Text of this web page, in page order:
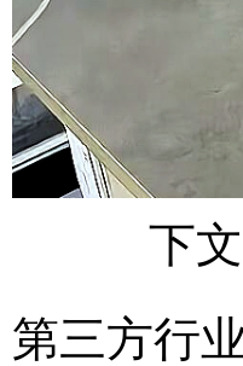
下文
第三方行